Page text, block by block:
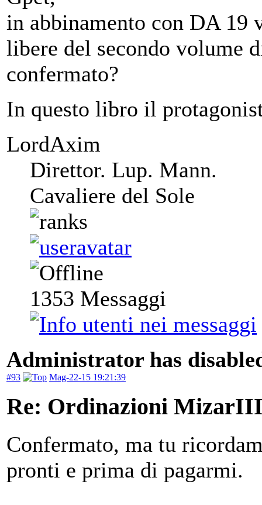
in abbinamento con DA 19
libere del secondo volume
confermato?
In questo libro il
LordAxim
Direttor. Lup. Mann.
Cavaliere del Sole
1353 Messaggi
Administrator has
#93 Mag-22-15 19:21:39
Re: Ordinazioni
Confermato, ma tu
pronti e prima di pagarmi.